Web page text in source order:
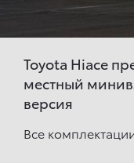
Toyota Hiace
местный
версия
Все